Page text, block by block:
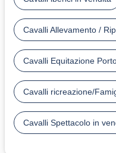
Cavalli Allevamento /
Cavalli Equitazione
Cavalli ricreazione/
Cavalli Spettacolo in